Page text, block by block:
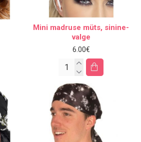
Mini madruse müts, sinine-
valge
6.00€